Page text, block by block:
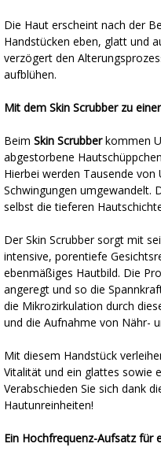
Die Haut erscheint nach der
Handstücken eben, glatt und
verzögert den
aufblühen.
Mit dem Skin Scrubber zu
Beim Skin Scrubberkommen
abgestorbene
Hierbei werden Tausende von
Schwingungen umgewandelt.
selbst die tieferen
Der Skin Scrubber sorgt mit
intensive, porentiefe
ebenmäßiges Hautbild. Die
angeregt und so die
die Mikrozirkulation durch
und die Aufnahme von Nähr-
Mit diesem Handstück
Vitalität und ein glattes sowie
Verabschieden Sie sich dank
Hautunreinheiten!
Ein Hochfrequenz-Aufsatz für